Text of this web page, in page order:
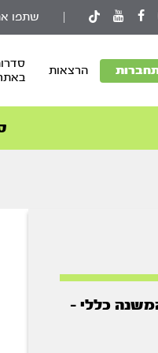
שתפו
הרצאות
כללי -